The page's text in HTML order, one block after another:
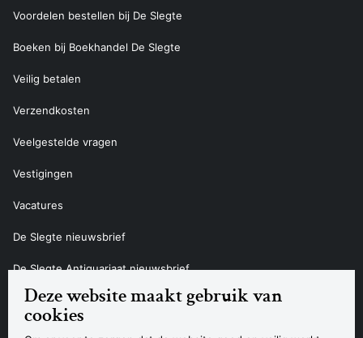
Deze website maakt gebruik van
cookies
Voordelen bestellen bij De Slegte
Boeken bij Boekhandel De Slegte
Veilig betalen
Verzendkosten
Veelgestelde vragen
Vestigingen
Vacatures
De Slegte nieuwsbrief
De Slegte Antiquariaat nieuwsbrief
Contact